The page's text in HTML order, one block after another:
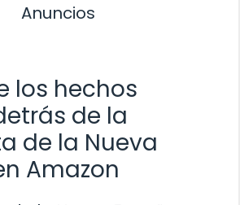
Anuncios
los hechos
de la
de la Nueva
Amazon